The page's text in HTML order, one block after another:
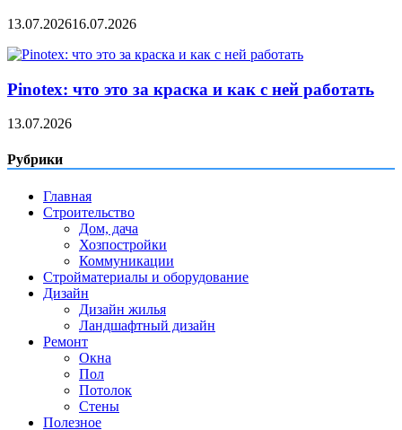
13.07.202616.07.2026
Pinotex: что это за краска и как с ней работать
13.07.2026
Рубрики
Главная
Строительство
Дом, дача
Хозпостройки
Коммуникации
Стройматериалы и оборудование
Дизайн
Дизайн жилья
Ландшафтный дизайн
Ремонт
Окна
Пол
Потолок
Стены
Полезное